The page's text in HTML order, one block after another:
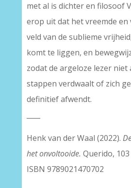
met al is dichter en filosoof
erop uit dat het vreemde
veld van de sublieme
komt te liggen, en
zodat de argeloze lezer niet
stappen verdwaalt of zich
definitief afwendt.
Henk van der Waal (2022).
het onvoltooide. Querido, 103
ISBN 9789021470702